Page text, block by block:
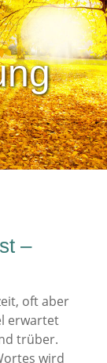
–
oft aber
erwartet
trüber.
wird